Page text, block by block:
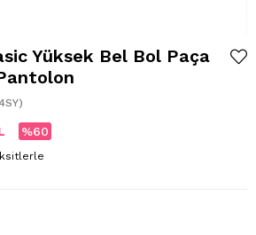
Yüksek Bel Bol Paça
60